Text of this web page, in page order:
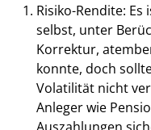
Risiko-Rendite:
selbst, unter
Korrektur,
konnte, doch
Volatilität nicht
Anleger wie